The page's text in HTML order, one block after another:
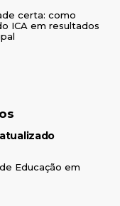
certa: como
ICA em resultados
Educação em